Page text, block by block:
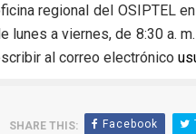
regional del OSIPTEL
lunes a viernes, de 8:30 a.
al correo electrónico
SHARE THIS: Facebook